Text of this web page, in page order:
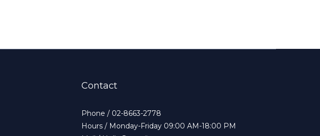
Contact
Phone / 02-8663-2778
Hours / Monday-Friday 09:00 AM-18:00 PM